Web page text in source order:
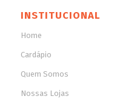
INSTITUCIONAL
Home
Cardápio
Quem Somos
Nossas Lojas